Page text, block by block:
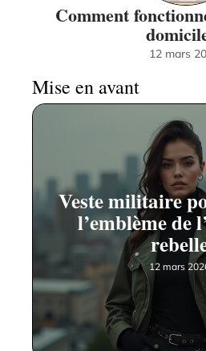
Comment
12 mars
Mise en avant
Veste militaire
l’emblème de
12 mars